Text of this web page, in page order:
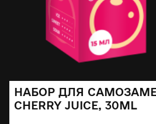
НАБОР ДЛЯ
CHERRY JUICE, 30ML